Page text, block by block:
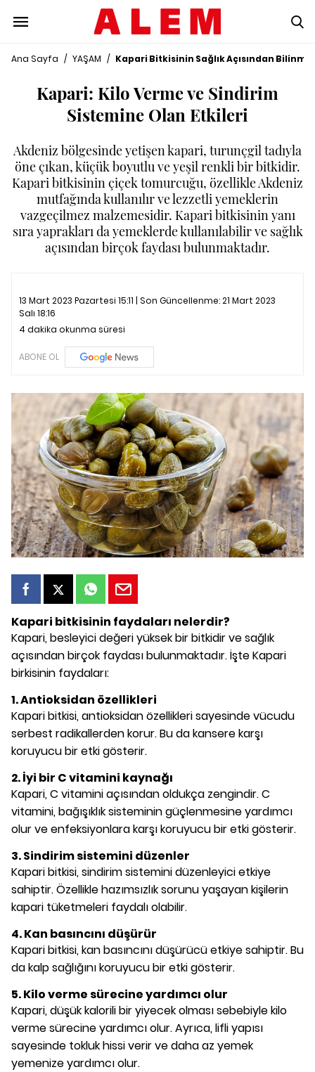
Ana Sayfa / YAŞAM / Kapari Bitkisinin Sağlık Açısından
Kapari: Kilo Verme ve Sindirim
Sistemine Olan Etkileri
Akdeniz bölgesinde yetişen kapari, turunçgil tadıyla
öne çıkan, küçük boyutlu ve yeşil renkli bir bitkidir.
Kapari bitkisinin çiçek tomurcuğu, özellikle Akdeniz
mutfağında kullanılır ve lezzetli yemeklerin
vazgeçilmez malzemesidir. Kapari bitkisinin yanı
sıra yaprakları da yemeklerde kullanılabilir ve sağlık
açısından birçok faydası bulunmaktadır.
13 Mart 2023 Pazartesi 15:11 | Son Güncellenme:21 Mart 2023
Salı 18:16
4 dakika okunma süresi
ABONE OL
Kapari bitkisinin faydaları nelerdir?
Kapari, besleyici değeri yüksek bir bitkidir ve sağlık
açısından birçok faydası bulunmaktadır. İşte Kapari
birkisinin faydaları:
1. Antioksidan özellikleri
Kapari bitkisi, antioksidan özellikleri sayesinde vücudu
serbest radikallerden korur. Bu da kansere karşı
koruyucu bir etki gösterir.
2. İyi bir C vitamini kaynağı
Kapari, C vitamini açısından oldukça zengindir. C
vitamini, bağışıklık sisteminin güçlenmesine yardımcı
olur ve enfeksiyonlara karşı koruyucu bir etki gösterir.
3. Sindirim sistemini düzenler
Kapari bitkisi, sindirim sistemini düzenleyici etkiye
sahiptir. Özellikle hazımsızlık sorunu yaşayan kişilerin
kapari tüketmeleri faydalı olabilir.
4. Kan basıncını düşürür
Kapari bitkisi, kan basıncını düşürücü etkiye sahiptir. Bu
da kalp sağlığını koruyucu bir etki gösterir.
5. Kilo verme sürecine yardımcı olur
Kapari, düşük kalorili bir yiyecek olması sebebiyle kilo
verme sürecine yardımcı olur. Ayrıca, lifli yapısı
sayesinde tokluk hissi verir ve daha az yemek
yemenize yardımcı olur.